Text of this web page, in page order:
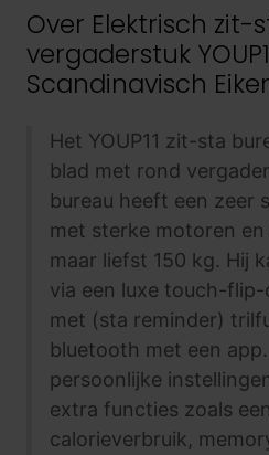
Over Elektrisch
vergaderstuk
Scandinavisch
Het YOUP11 zit-sta
blad met rond
bureau heeft een zeer
met sterke motoren
maar liefst 150 kg. Hij
via een luxe touch-
met (sta reminder)
bluetooth met een
persoonlijke
extra functies zoals
calorieverbruik,